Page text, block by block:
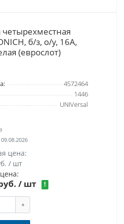
четырехместная
б/з, о/у, 16А,
(еврослот)
4572464
1446
UNIVersal
цена:
/ шт
/ шт !
+